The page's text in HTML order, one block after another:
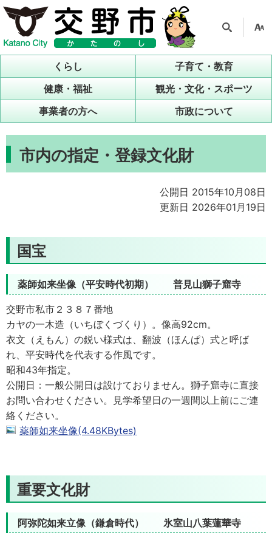
ル
くらし
子育て・教育
健康・福祉
観光・文化・スポーツ
事業者の方へ
市政について
市内の指定・登録文化財
公開日 2015年10月08日
更新日 2026年01月19日
国宝
薬師如来坐像（平安時代初期） 普見山獅子窟寺
交野市私市２３８７番地
カヤの一木造（いちぼくづくり）。像高92cm。
衣文（えもん）の鋭い様式は、翻波（ほんぱ）式と呼ば
れ、平安時代を代表する作風です。
昭和43年指定。
公開日：一般公開日は設けておりません。獅子窟寺に直接
お問い合わせください。見学希望日の一週間以上前にご連
絡ください。
薬師如来坐像(4.48KBytes)
重要文化財
阿弥陀如来立像（鎌倉時代） 氷室山八葉蓮華寺